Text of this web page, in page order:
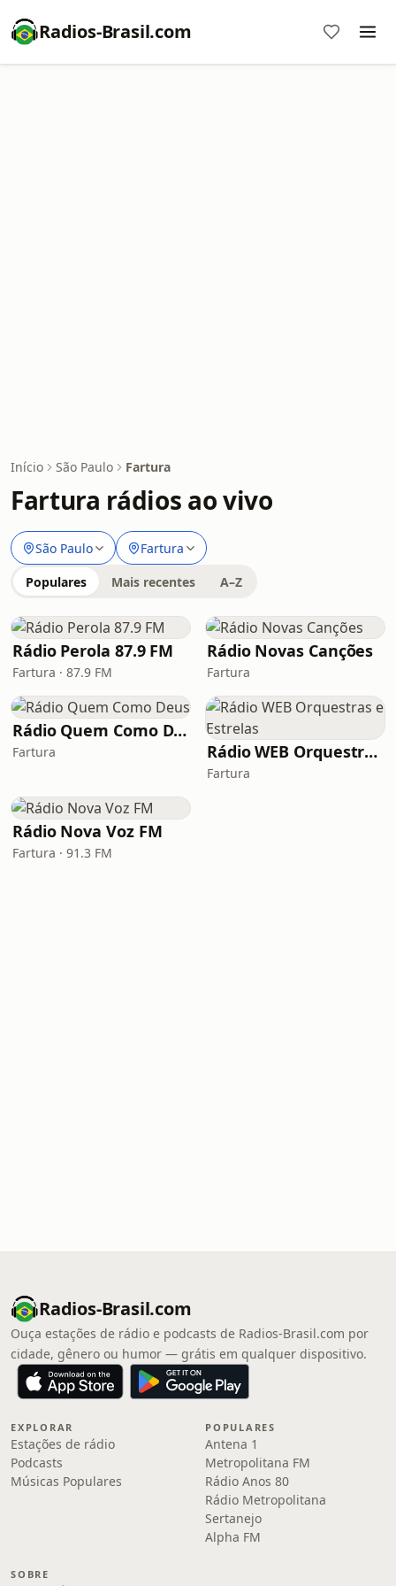
Radios-Brasil.com
Início São Paulo Fartura
Fartura rádios ao vivo
São Paulo Fartura
Populares Mais recentes A–Z
Rádio Perola 87.9 FM
Fartura · 87.9 FM
Rádio Novas Canções
Fartura
Rádio Quem Como Deus
Fartura Rádio WEB Orquestras e Estrelas
Fartura
Rádio Nova Voz FM
Fartura · 91.3 FM
Radios-Brasil.com
Ouça estações de rádio e podcasts de Radios-Brasil.com por
cidade, gênero ou humor — grátis em qualquer dispositivo.
EXPLORAR
Estações de rádio
Podcasts
Músicas Populares
POPULARES
Antena 1
Metropolitana FM
Rádio Anos 80
Rádio Metropolitana
Sertanejo
Alpha FM
SOBRE